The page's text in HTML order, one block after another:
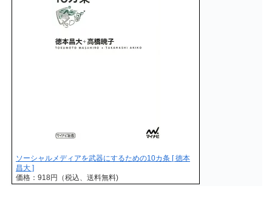
ソーシャルメディアを武器にするための10カ条 [ 徳本
昌大 ]
価格：918円（税込、送料無料)